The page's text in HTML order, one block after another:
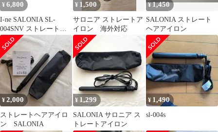
¥ 6,800
I-ne SALONIA SL-
004SNV ストレートヘ
アアイロン 24mm サロ
ニア 未使用 C11538886
¥ 1,500
サロニア ストレートア
イロン 海外対応
¥1,450
SALONIA ストレート
ヘアアイロン
¥2,000
ストレートヘアアイロ
ン SALONIA
¥ 1,299
SALONIA サロニア ス
トレートアイロン
¥ 1,490
sl-004s